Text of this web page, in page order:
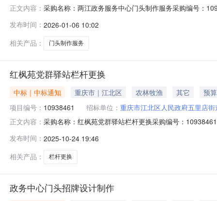
正文内容： 采购名称：两江政务服务中心门头制作服务采购编号：
0609:47:08第1中选人信息来源：
发布时间： 2026-01-06 10:02
相关产品：
门头制作服务
红枫苑党群驿站栏杆更换
中标｜中标通知 重庆市｜江北区 农林牧渔 其它
预
项目编号： 10938461 招标单位： 重庆市江北区人民政府五里店
正文内容： 采购名称：红枫苑党群驿站栏杆更换采购编号：
2417:54:10第1中选人信息来源：
发布时间： 2025-10-24 19:46
相关产品：
栏杆更换
政务中心门头招牌设计制作